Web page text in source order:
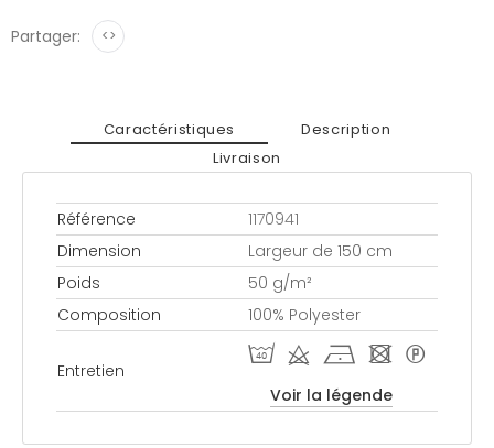
Partager: <>
Caractéristiques
Description
Livraison
Référence
1170941
Dimension
Largeur de 150 cm
Poids
50 g/m²
Composition
100% Polyester
Entretien
I d h - *
Voir la légende